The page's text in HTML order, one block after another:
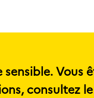
sensible.
consultez